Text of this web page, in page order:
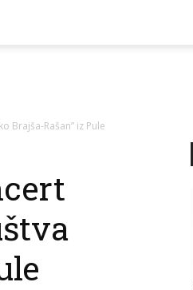
glasnik
zahvalnosti
Brajša-Rašan” iz Pule